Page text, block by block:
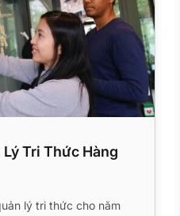
Lý Tri Thức Hàng
lý tri thức cho năm